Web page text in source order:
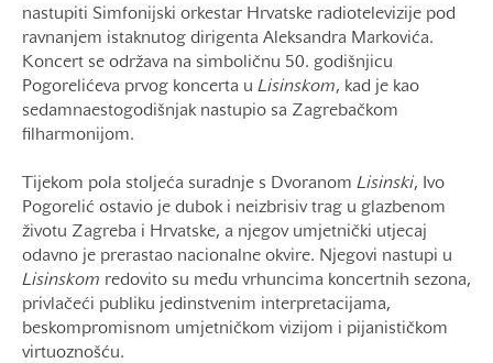
nastupiti Simfonijski orkestar Hrvatske radiotelevizije pod
ravnanjem istaknutog dirigenta Aleksandra Markovića.
Koncert se održava na simboličnu 50. godišnjicu
Pogorelićeva prvog koncerta u Lisinskom, kad je kao
sedamnaestogodišnjak nastupio sa Zagrebačkom
filharmonijom.
Tijekom pola stoljeća suradnje s Dvoranom Lisinski, Ivo
Pogorelić ostavio je dubok i neizbrisiv trag u glazbenom
životu Zagreba i Hrvatske, a njegov umjetnički utjecaj
odavno je prerastao nacionalne okvire. Njegovi nastupi u
Lisinskom redovito su među vrhuncima koncertnih sezona,
privlačeći publiku jedinstvenim interpretacijama,
beskompromisnom umjetničkom vizijom i pijanističkom
virtuoznošću.